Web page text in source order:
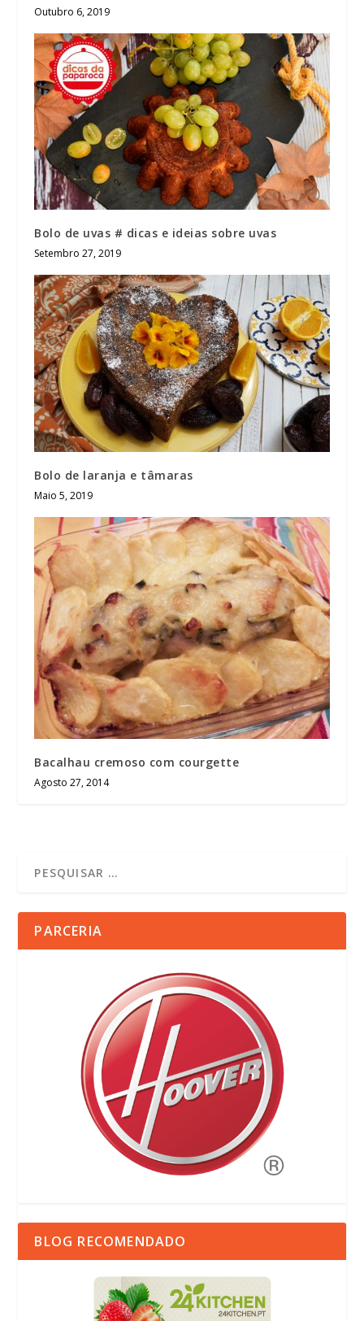
Outubro 6, 2019
Bolo de uvas # dicas e ideias sobre uvas
Setembro 27, 2019
Bolo de laranja e tâmaras
Maio 5, 2019
Bacalhau cremoso com courgette
Agosto 27, 2014
PARCERIA
BLOG RECOMENDADO